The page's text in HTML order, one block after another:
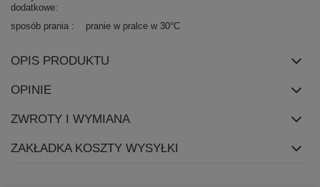
dodatkowe
sposób prania pranie w pralce w 30°C
OPIS PRODUKTU
OPINIE
ZWROTY I WYMIANA
ZAKŁADKA KOSZTY WYSYŁKI